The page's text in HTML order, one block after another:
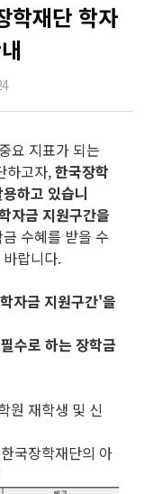
학재단 학자
중요 지표가 되는
하고자,한국장학
하고 있습니
자금 지원구간을
수혜를 받을 수
랍니다.
자금 지원구간'을
수로 하는 장학금
원 재학생 및 신
국장학재단의 아